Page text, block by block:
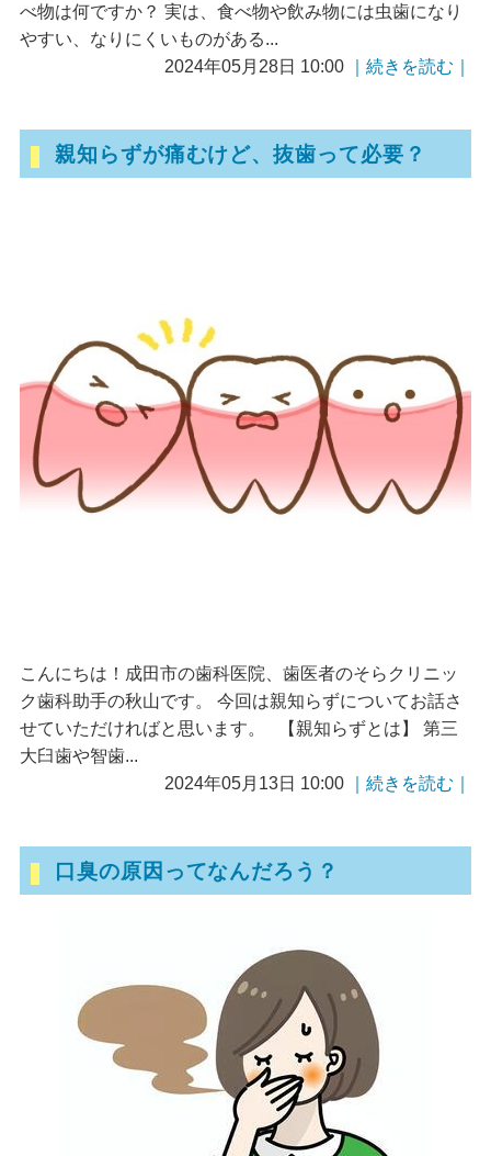
べ物は何ですか？ 実は、食べ物や飲み物には虫歯になり
やすい、なりにくいものがある...
2024年05月28日 10:00
｜続きを読む｜
親知らずが痛むけど、抜歯って必要？
こんにちは！成田市の歯科医院、歯医者のそらクリニッ
ク歯科助手の秋山です。 今回は親知らずについてお話さ
せていただければと思います。 【親知らずとは】 第三
大臼歯や智歯...
2024年05月13日 10:00
｜続きを読む｜
口臭の原因ってなんだろう？